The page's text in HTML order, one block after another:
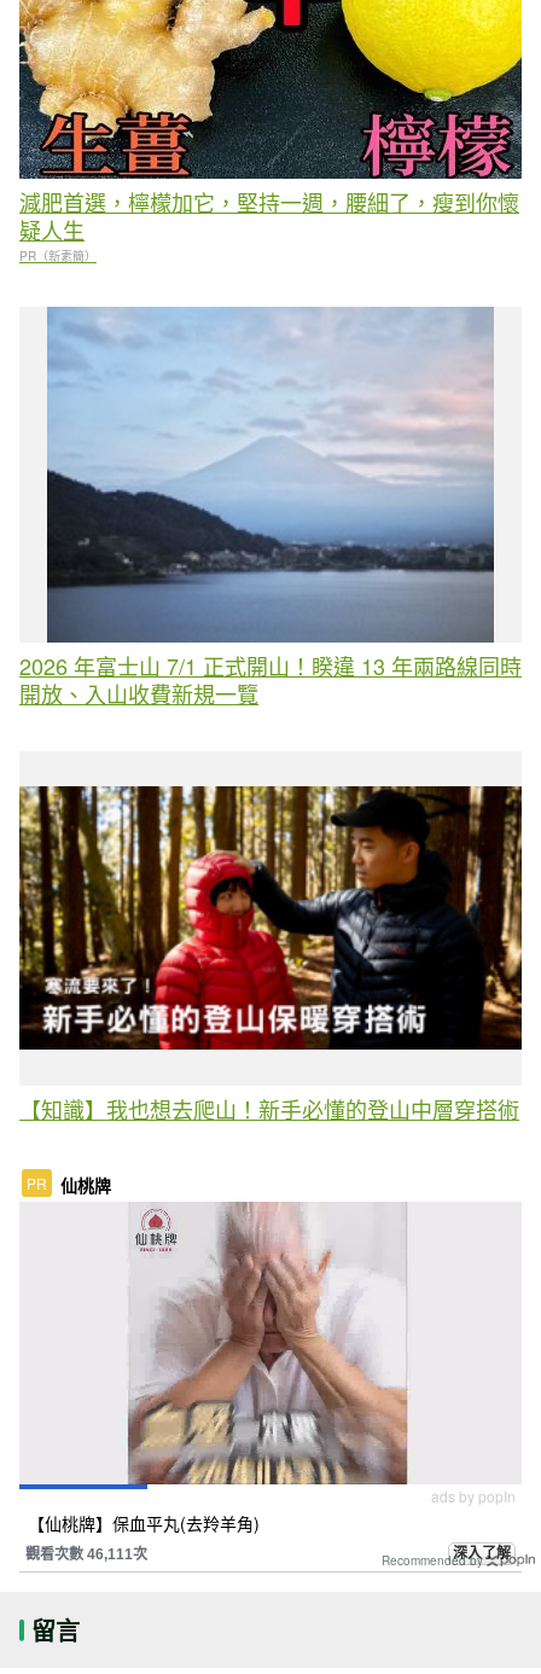
減肥首選，檸檬加它，堅持一週，腰細了，瘦到你懷
疑人生
PR（新素簡）
2026 年富士山 7/1 正式開山！睽違 13 年兩路線同時
開放、入山收費新規一覽
【知識】我也想去爬山！新手必懂的登山中層穿搭術
PR 仙桃牌
ads by popIn
【仙桃牌】保血平丸(去羚羊角)
觀看次數 46,111次 深入了解
Recommended by
留言